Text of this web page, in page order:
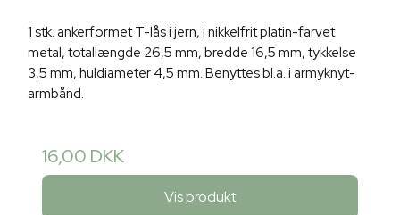
1 stk. ankerformet T-lås i jern, i nikkelfrit platin-farvet
metal, totallængde 26,5 mm, bredde 16,5 mm, tykkelse
3,5 mm, huldiameter 4,5 mm. Benyttes bl.a. i armyknyt-
armbånd.
16,00 DKK
Vis produkt